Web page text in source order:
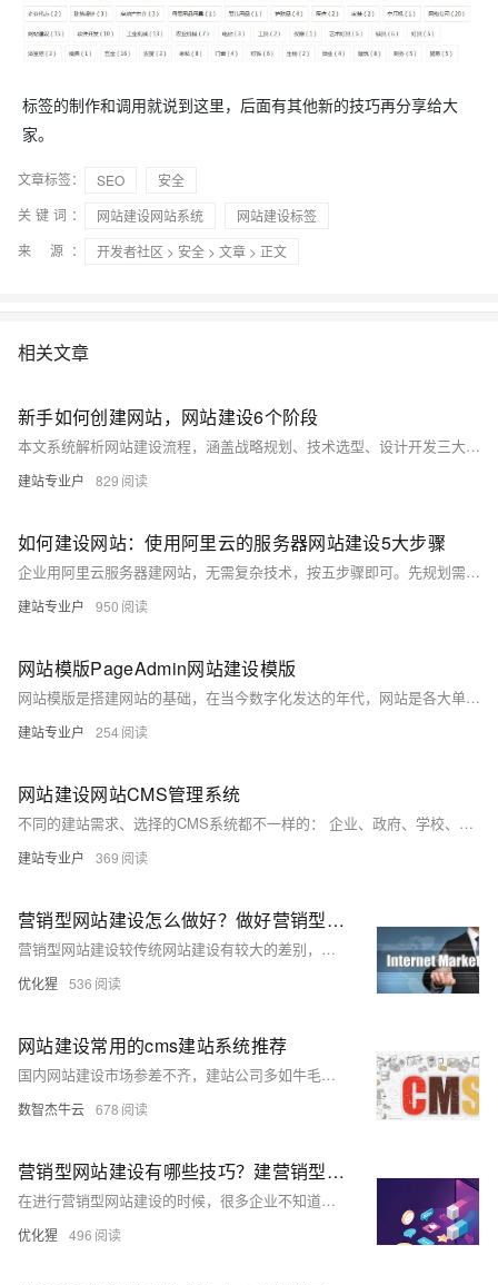
标签的制作和调用就说到这里，后面有其他新的技巧再分享给大
家。
文章标签： SEO
安全
关键词：
网站建设网站系统
网站建设标签
来 源：
开发者社区 > 安全 > 文章 > 正文
相关文章
新手如何创建网站，网站建设6个阶段
本文系统解析网站建设流程，涵盖战略规划、技术选型、设计开发三大阶段，为不同用户提供实用指南。
建站专业户 829
如何建设网站：使用阿里云的服务器网站建设5大步骤
企业用阿里云服务器建网站，无需复杂技术，按五步骤即可。先规划需求明确网站功能；再选入门级服务器并初始化；接着部署 PageAdmin CMS，可视化操作易上手；然后选模板填内容搭建网站；最后测试适配与稳定性，绑定域名备案后上线。PageAdmin 还方便后期维护调整。
建站专业户 950
网站模版PageAdmin网站建设模版
网站模版是搭建网站的基础，在当今数字化发达的年代，网站是各大单位在互联网上的门牌和桥梁。一个成功的官网不仅仅能够提升企业形象，还能将浏览用户转化为目标客户。为了达到这个网站的展示目的，那么选择网站模版就尤为重要。今天的干活为大家贪图一下：网站建设中网站模版的重要性。
建站专业户 254
网站建设网站CMS管理系统
不同的建站需求、选择的CMS系统都不一样的： 企业、政府、学校、团体门户网站：pageadmin cms 论坛：discuz cms 博客：wodpress cms 商城：shopex cms 、ECShop cms 以上这些都是老牌建站系统、有些建站公司也是直接用这些建站系统为第三个搭建网站的。
建站专业户 369
营销型网站建设怎么做好？做好营销型网站的方法
营销型网站建设较传统网站建设有较大的差别，很多没有做过的企业对营销型网站建设并不了解，那营销型网站建设该怎么做呢？做好营销型网站的方法又有哪些？接下来小编将进行逐一分解，帮助您建好营销型网站，一起来看看吧。
优化猩 536
网站建设常用的cms建站系统推荐
国内网站建设市场参差不齐，建站公司多如牛毛，网站价格便宜的几百，贵的几十万，作为外行，很难去选择，国内大部分网站建设公司都是营销公司，完全没有底层技术框架的开发能力，90%以上的网站建设公司都是基于各种cms网站内容管理系统来制作网站，七牛云小编根据最近服务器各种cms的安装量，统计国内用户比较多的几个cms，并分别介绍，希望对从事网站建设的朋友能起到参考作用
数智杰牛云 678
营销型网站建设有哪些技巧？建营销型网站需要注意什么
在进行营销型网站建设的时候，很多企业不知道怎么做，也常常会遇到一些小问题不知道怎么结局，其实营销型网站建设还是有规律可循的，接下来小编为你分享营销型网站建设的技巧及注意事项，一起来看看吧。
优化猩 496